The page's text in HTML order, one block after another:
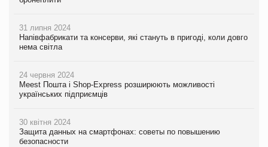
31 липня 2024
Напівфабрикати та консерви, які стануть в пригоді, коли довго
нема світла
24 червня 2024
Meest Пошта і Shop-Express розширюють можливості
українських підприємців
30 квітня 2024
Защита данных на смартфонах: советы по повышению
безопасности